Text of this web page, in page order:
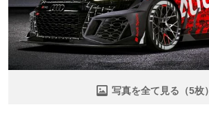
写真を全て見る（5枚）